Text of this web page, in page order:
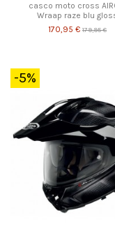
casco moto cross
Wraap raze blu
170,95 € 179,95 €
-5%